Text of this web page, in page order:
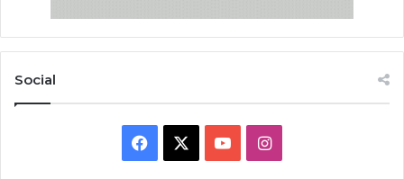
Social
Facebook YouTubeInstagram